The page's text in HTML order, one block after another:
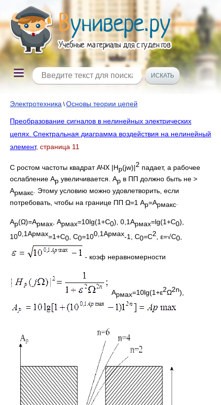
Электротехника \Основы теории цепей
Преобразование сигналов в нелинейных электрических
цепях. Спектральная диаграмма воздействия на нелинейный
элемент, страница 11
С ростом частоты квадрат АЧХ |Hp(jw)|2 падает, а рабочее
ослабление Ap увеличивается. Ap в ПП должно быть не >
Apмакс. Этому условию можно удовлетворить, если
потребовать, чтобы на границе ПП Ω=1 Ap=Apмакс
Ap(Ω)=Apмах , Apмах=10lg(1+C0), 0,1Apмах=lg(1+C0),
100,1Apмах=1+C0 , C0=100,1Apмах-1, C0=C2 , ε=√C0
- коэф неравномерности
Apмах=10lg(1+ε2Ω2n),